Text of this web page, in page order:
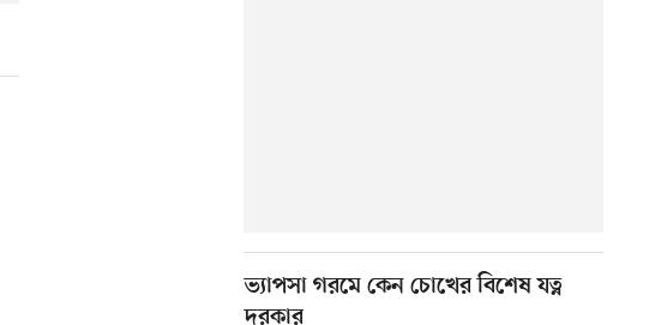
ভ্যাপসা গরমে কেন চোখের বিশেষ যত্ন
দরকার